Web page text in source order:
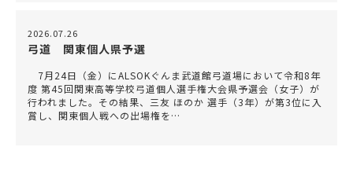
2026.07.26
弓道 関東個人県予選
7月24日（金）にALSOKぐんま武道館弓道場において令和8年
度 第45回関東高等学校弓道個人選手権大会県予選会（女子）が
行われました。その結果、三友 ほのか 選手（3年）が第3位に入
賞し、関東個人戦への出場権を…